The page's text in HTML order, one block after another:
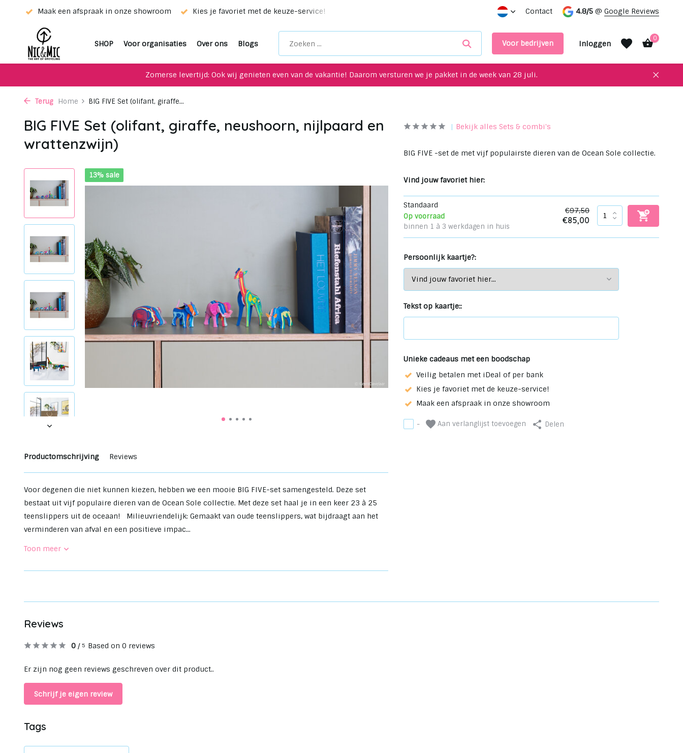
Maak een afspraak in onze showroom Kies je favoriet met de keuze-service! Maak een afspraak in onze showroom
Contact 4.8/5 @ Google Reviews
SHOP Voor organisaties Over ons Blogs Voor bedrijven Inloggen
0
Zomerse levertijd: Ook wij genieten even van de vakantie! Daarom versturen we je pakket in de week van 28 juli.
Terug Home BIG FIVE Set (olifant, giraffe...
BIG FIVE Set (olifant, giraffe, neushoorn, nijlpaard en
wrattenzwijn)
13% sale
Productomschrijving Reviews
Voor degenen die niet kunnen kiezen, hebben we een mooie BIG FIVE-set samengesteld. Deze set
bestaat uit vijf populaire dieren van de Ocean Sole collectie. Met deze set haal je in een keer 23 à 25
teenslippers uit de oceaan! Milieuvriendelijk: Gemaakt van oude teenslippers, wat bijdraagt aan het
verminderen van afval en een positieve impac...
Toon meer
Bekijk alles Sets & combi's
BIG FIVE -set de met vijf populairste dieren van de Ocean Sole collectie.
Vind jouw favoriet hier:
Standaard
Op voorraad
binnen 1 à 3 werkdagen in huis
€97,50
€85,00
Persoonlijk kaartje?:
Tekst op kaartje::
Unieke cadeaus met een boodschap
Veilig betalen met iDeal of per bank
Kies je favoriet met de keuze-service!
Maak een afspraak in onze showroom
- Aan verlanglijst toevoegen Delen
Reviews
0 / 5 Based on 0 reviews
Er zijn nog geen reviews geschreven over dit product..
Schrijf je eigen review
Tags